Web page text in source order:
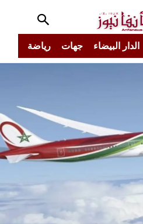
الدار البيضاء جهات رياضة